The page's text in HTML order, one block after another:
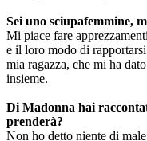
Sei uno sciupafemmine,
Mi piace fare
e il loro modo di
mia ragazza, che mi ha
insieme.
Di Madonna hai
prenderà?
Non ho detto niente di